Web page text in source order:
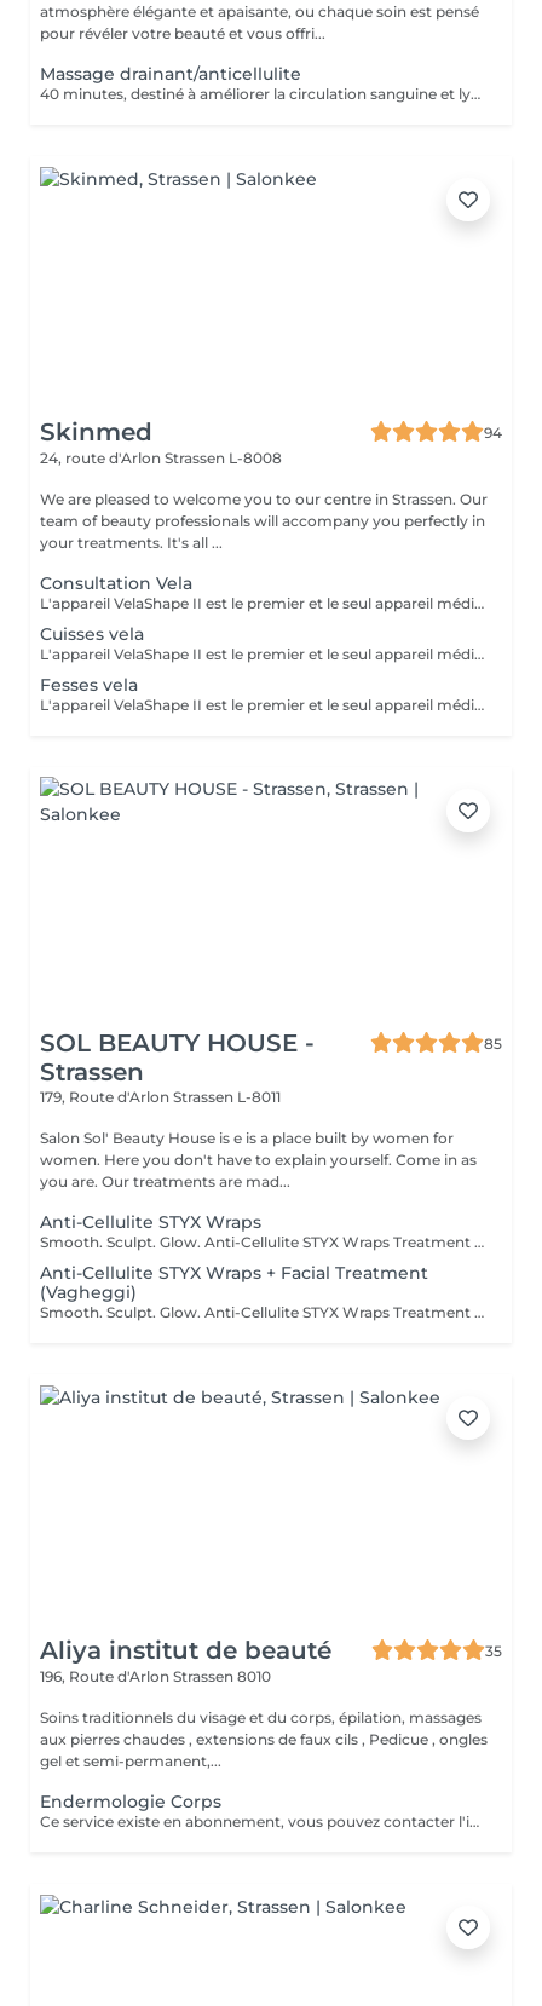
atmosphère élégante et apaisante, ou chaque soin est pensé
pour révéler votre beauté et vous offri...
Massage drainant/anticellulite
40 minutes, destiné à améliorer la circulation sanguine et lymphatique, élimination des cellulites.
Skinmed
94
24, route d'Arlon Strassen L-8008
We are pleased to welcome you to our centre in Strassen. Our
team of beauty professionals will accompany you perfectly in
your treatments. It's all ...
Consultation Vela
L'appareil VelaShape II est le premier et le seul appareil médical qui a fait ses preuves en remodelage corps. Le VelaShape II est une technologie qui combine le palper-rouler à des radiofréquences et à de la lumière infrarouge. Le palper-rouler « casse » les capitons graisseux et stimule la circulation sanguine et le drainage lymphatique. Quant aux radiofréquences et à la lumière infrarouge, elles agissent dans les couches profondes de la peau, soit l'hypoderme et le derme où l'on retrouve les cellules adipeuses et les fibres de collagène. Les radiofréquences et la lumière infrarouge activent le métabolisme des cellules graisseuses pour en diminuer la grosseur tout en stimulant la contraction et la production des fibres de collagène. L'objectif est de chauffer les graisses afin de récupérer la fermeté et l'aspect lisse de la peau. Un ensemble de 10 séances rapprochées sont nécessaires pour atteindre un résultat optimal. Après cette phase il faut maintenir le résultat obtenu par des séances d'entretien tous les 2 mois. Nous vous proposons une séance de Velashape à partir de 60€ selon la zone à traiter. Contre-indications : porteurs de stimulateur cardiaque ou prothèse métallique, diabétiques, preneurs d'anti- coagulants, enceinte ou allaitante, maladies veineuses, infiltration, tumeur cancéreuse
Cuisses vela
L'appareil VelaShape II est le premier et le seul appareil médical qui a fait ses preuves en remodelage corps. Le VelaShape II est une technologie qui combine le palper-rouler à des radiofréquences et à de la lumière infrarouge. Le palper-rouler « casse » les capitons graisseux et stimule la circulation sanguine et le drainage lymphatique. Quant aux radiofréquences et à la lumière infrarouge, elles agissent dans les couches profondes de la peau, soit l'hypoderme et le derme où l'on retrouve les cellules adipeuses et les fibres de collagène. Les radiofréquences et la lumière infrarouge activent le métabolisme des cellules graisseuses pour en diminuer la grosseur tout en stimulant la contraction et la production des fibres de collagène. L'objectif est de chauffer les graisses afin de récupérer la fermeté et l'aspect lisse de la peau. Un ensemble de 10 séances rapprochées sont nécessaires pour atteindre un résultat optimal. Après cette phase il faut maintenir le résultat obtenu par des séances d'entretien tous les 2 mois. Nous vous proposons une séance de Velashape à partir de 60€ selon la zone à traiter. Contre-indications : porteurs de stimulateur cardiaque ou prothèse métallique, diabétiques, preneurs d'anti- coagulants, enceinte ou allaitante, maladies veineuses, infiltration, tumeur cancéreuse
Fesses vela
L'appareil VelaShape II est le premier et le seul appareil médical qui a fait ses preuves en remodelage corps. Le VelaShape II est une technologie qui combine le palper-rouler à des radiofréquences et à de la lumière infrarouge. Le palper-rouler « casse » les capitons graisseux et stimule la circulation sanguine et le drainage lymphatique. Quant aux radiofréquences et à la lumière infrarouge, elles agissent dans les couches profondes de la peau, soit l'hypoderme et le derme où l'on retrouve les cellules adipeuses et les fibres de collagène. Les radiofréquences et la lumière infrarouge activent le métabolisme des cellules graisseuses pour en diminuer la grosseur tout en stimulant la contraction et la production des fibres de collagène. L'objectif est de chauffer les graisses afin de récupérer la fermeté et l'aspect lisse de la peau. Un ensemble de 10 séances rapprochées sont nécessaires pour atteindre un résultat optimal. Après cette phase il faut maintenir le résultat obtenu par des séances d'entretien tous les 2 mois. Nous vous proposons une séance de Velashape à partir de 60€ selon la zone à traiter. Contre-indications : porteurs de stimulateur cardiaque ou prothèse métallique, diabétiques, preneurs d'anti- coagulants, enceinte ou allaitante, maladies veineuses, infiltration, tumeur cancéreuse
SOL BEAUTY HOUSE -
Strassen
85
179, Route d'Arlon Strassen L-8011
Salon Sol' Beauty House is e is a place built by women for
women. Here you don't have to explain yourself. Come in as
you are. Our treatments are mad...
Anti-Cellulite STYX Wraps
Smooth. Sculpt. Glow. Anti-Cellulite STYX Wraps Treatment Say goodbye to stubborn cellulite and hello to smoother, firmer skin! Our STYX Wraps are a powerful anti-cellulite treatment that uses natural active ingredients and compression bandages to visibly tone and detox your body. What it does: Targets and reduces the appearance of cellulite Boosts circulation and lymphatic flow Firms, smooths, and hydrates the skin Helps contour problem areas Feel the tightening effect from the first session and enjoy a refreshed, sculpted silhouette. Perfect as a single treatment or a course for long-term results. Ready to wrap your way to confidence?
Anti-Cellulite STYX Wraps + Facial Treatment
(Vagheggi)
Smooth. Sculpt. Glow. Anti-Cellulite STYX Wraps Treatment Say goodbye to stubborn cellulite and hello to smoother, firmer skin! Our STYX Wraps are a powerful anti-cellulite treatment that uses natural active ingredients and compression bandages to visibly tone and detox your body. What it does: Targets and reduces the appearance of cellulite Boosts circulation and lymphatic flow Firms, smooths, and hydrates the skin Helps contour problem areas Feel the tightening effect from the first session and enjoy a refreshed, sculpted silhouette. Perfect as a single treatment or a course for long-term results. Make the most of time with facial treatment during the wrapping time! Ready to wrap your way to confidence?
Aliya institut de beauté
35
196, Route d'Arlon Strassen 8010
Soins traditionnels du visage et du corps, épilation, massages
aux pierres chaudes , extensions de faux cils , Pedicue , ongles
gel et semi-permanent,...
Endermologie Corps
Ce service existe en abonnement, vous pouvez contacter l'institut pour de plus amples renseignements.